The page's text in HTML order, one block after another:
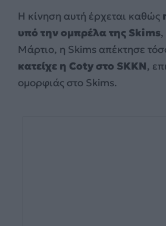
Η κίνηση αυτή έρχεται καθώς
υπό την ομπρέλα της Skims
Μάρτιο, η Skims απέκτησε
κατείχε η Coty στο SKKN,
ομορφιάς στο Skims.